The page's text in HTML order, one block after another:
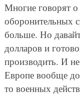
Многие говорят о
оборонительных
больше. Но
долларов и
производить. И
Европе вообще
то военных